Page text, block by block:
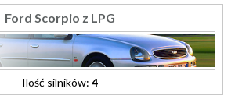
Ford Scorpio z LPG
Ilość silników: 4